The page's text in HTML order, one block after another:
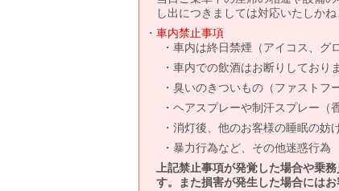
し出につきましては対応いたしか
車内禁止事項
車内は終日禁煙（アイコス、グ
車内での飲酒はお断りしており
臭いのきついもの（ファストフ
ヘアスプレーや制汗スプレー（
消灯後、他のお客様の睡眠の妨
暴力行為など、その他迷惑行為
上記禁止事項が発覚した場合や乗
す。また損害が発生した場合には